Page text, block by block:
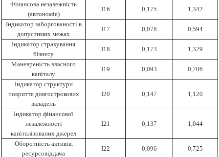
Фінансова незалежність
(автономія)
І16 0,175 1,342
Індикатор заборгованості в
допустимих межах
І17 0,078 0,594
Індикатор страхування
бізнесу
І18 0,173 1,329
Маневреність власного
капіталу
І19 0,093 0,706
Індикатор структури
покриття довгострокових
вкладень
І20 0,147 1,120
Індикатор фінансової
незалежності
капіталізованих джерел
І21 0,137 1,044
Оборотність активів,
ресурсовіддача
І22 0,096 0,725